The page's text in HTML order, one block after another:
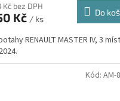
Kč bez DPH
Kč / ks
Do
RENAULT MASTER IV, 3
Kód: AM-